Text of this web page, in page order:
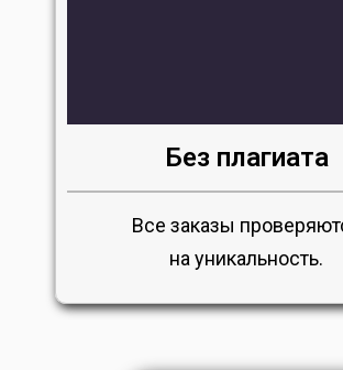
Без плагиата
Все заказы
на уникальность.